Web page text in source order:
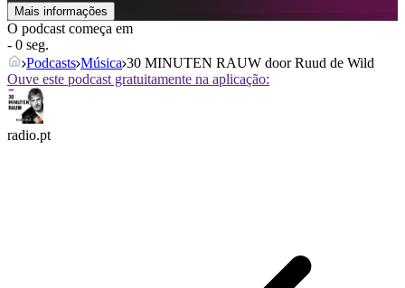
Mais informações
O podcast começa em
- 0 seg.
Podcasts Música 30 MINUTEN RAUW door Ruud de Wild
Ouve este podcast gratuitamente na aplicação:
radio.pt